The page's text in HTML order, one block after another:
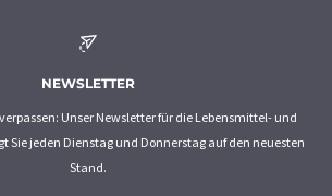
NEWSLETTER
Unser Newsletter für die Lebensmittel- und
Sie jeden Dienstag und Donnerstag auf den neuesten
Stand.